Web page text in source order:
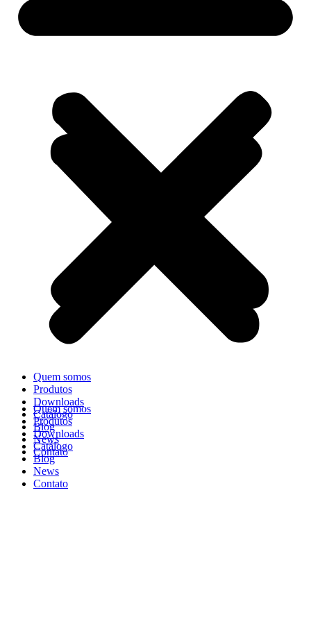
Quem somos
Produtos
Downloads
Catálogo
Blog
News
Contato
Quem somos
Produtos
Downloads
Catálogo
Blog
News
Contato